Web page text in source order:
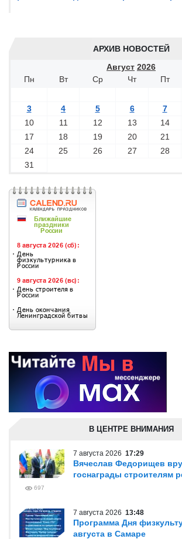
АРХИВ НОВОСТЕЙ
Август 2026
Пн
Вт Ср Чт Пт
3
4 5 6 7
10
11 12 13 14
17
18 19 20 21
24
25 26 27 28
31
В ЦЕНТРЕ ВНИМАНИЯ
7 августа 2026 17:29
Вячеслав Федорищев
госнаграды строителям
697
7 августа 2026 13:48
Программа Дня
августа в Самаре